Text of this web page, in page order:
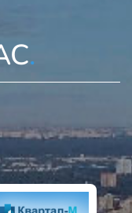
.